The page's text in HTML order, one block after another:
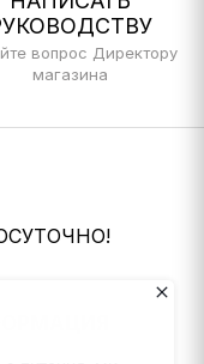
вопрос Директору
магазина